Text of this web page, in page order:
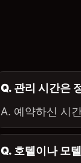
Q. 관리 시간은
A. 예약하신 시
Q. 호텔이나 모